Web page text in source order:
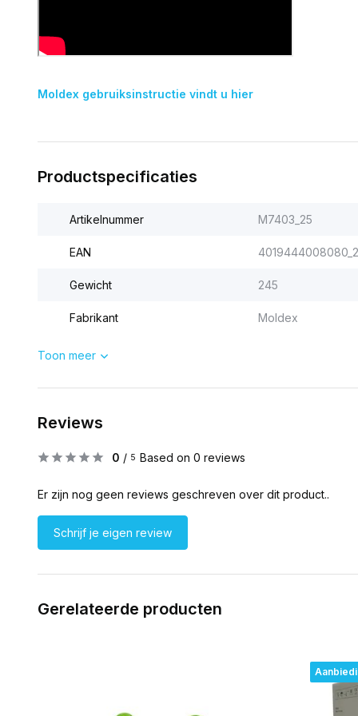
Moldex gebruiksinstructie vindt u hier
Productspecificaties
Artikelnummer M7403_25
EAN
Gewicht 245
Fabrikant Moldex
Toon meer
Reviews
0 / 5 Based on 0 reviews
Er zijn nog geen reviews geschreven over dit product..
Schrijf je eigen review
Gerelateerde producten